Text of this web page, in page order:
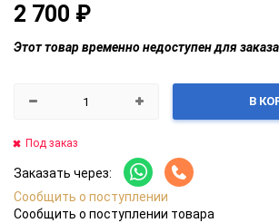
2 700 ₽
Этот товар временно недоступен для заказа
В
Под заказ
Заказать через:
Сообщить о поступлении
Сообщить о поступлении товара